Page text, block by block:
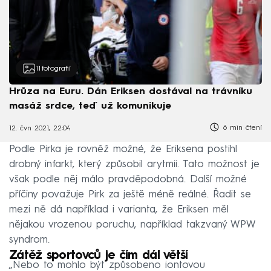
11 fotografií
Hrůza na Euru. Dán Eriksen dostával na trávníku
masáž srdce, teď už komunikuje
12. čvn 2021, 22:04 6 min čtení
Podle Pirka je rovněž možné, že Eriksena postihl
drobný infarkt, který způsobil arytmii. Tato možnost je
však podle něj málo pravděpodobná. Další možné
příčiny považuje Pirk za ještě méně reálné. Řadit se
mezi ně dá například i varianta, že Eriksen měl
nějakou vrozenou poruchu, například takzvaný WPW
syndrom.
Zátěž sportovců je čím dál větší
„Nebo to mohlo být způsobeno iontovou